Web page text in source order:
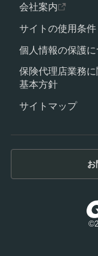
お
会社案内
サイトの使用条件
個人情報の保護に
保険代理店業務に
基本方針
サイトマップ